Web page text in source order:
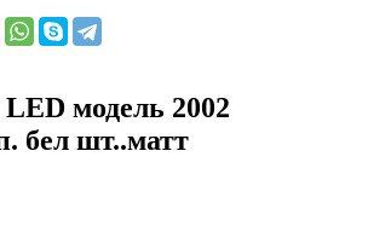
модель 2002
бел шт..матт